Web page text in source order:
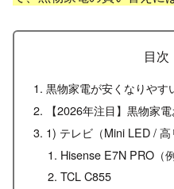
目次
黒物家電が安くなりやす
【2026年注目】黒物家
1) テレビ（Mini LED /
Hisense E7N PRO（
TCL C855